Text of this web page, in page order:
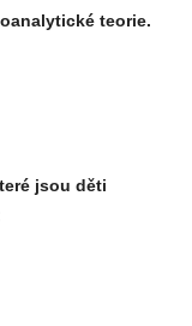
teorie.
jsou děti